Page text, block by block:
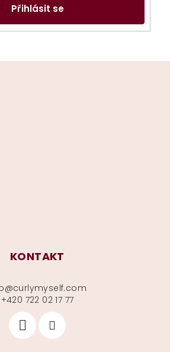
Přihlásit se
KONTAKT
@curlymyself.com
+420 722 02 17 77